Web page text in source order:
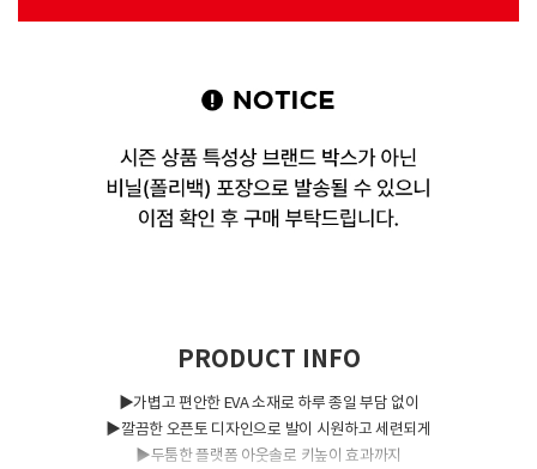
PRODUCT INFO
▶가볍고 편안한 EVA 소재로 하루 종일 부담 없이
▶깔끔한 오픈토 디자인으로 발이 시원하고 세련되게
▶두툼한 플랫폼 아웃솔로 키높이 효과까지